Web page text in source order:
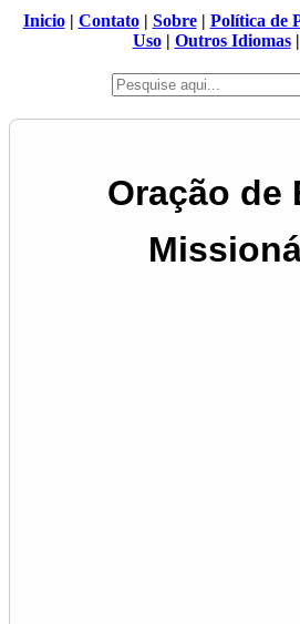
Inicio| Contato| Sobre| Política de
Uso| Outros Idiomas|
Oração de